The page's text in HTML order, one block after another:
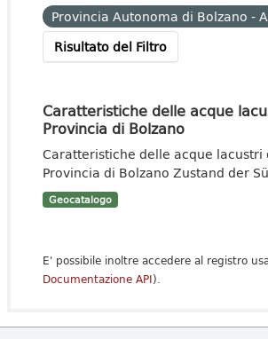
Provincia Autonoma di Bolzano -
Risultato del Filtro
Caratteristiche delle acque
Provincia di Bolzano
Caratteristiche delle acque lacustri
Provincia di Bolzano Zustand der
Geocatalogo
E' possibile inoltre accedere al registro
Documentazione API).